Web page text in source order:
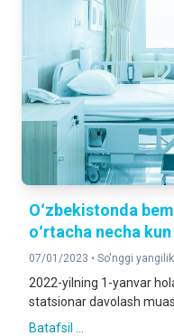
Oʻzbekistonda
oʻrtacha necha
07/01/2023 • So'nggi
2022-yilning 1-yanvar
statsionar davolash
Batafsil ...